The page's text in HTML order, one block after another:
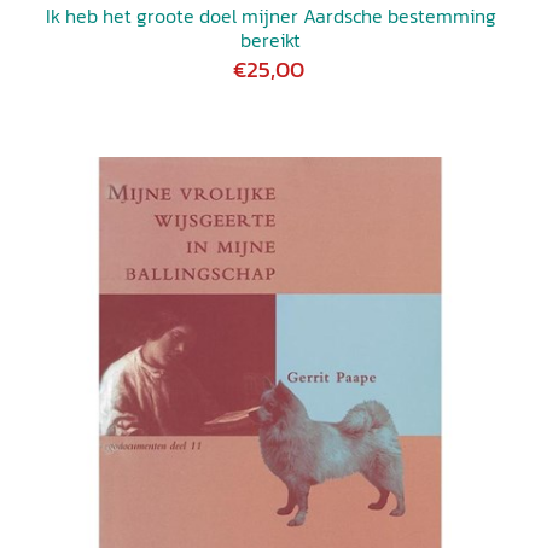
Ik heb het groote doel mijner Aardsche bestemming
bereikt
€25,00